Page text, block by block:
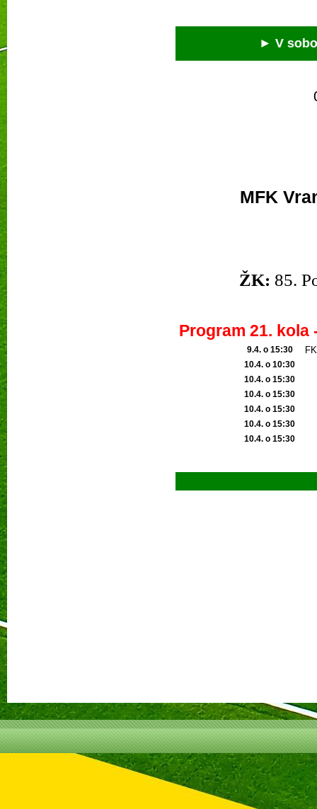
► V sobotu
MFK
ŽK: 85.
Program 21. kola
9.4. o 15:30
10.4. o 10:30
10.4. o 15:30
10.4. o 15:30
10.4. o 15:30
10.4. o 15:30
10.4. o 15:30